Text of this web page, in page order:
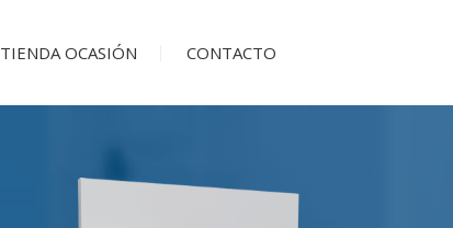
TIENDA OCASIÓN CONTACTO